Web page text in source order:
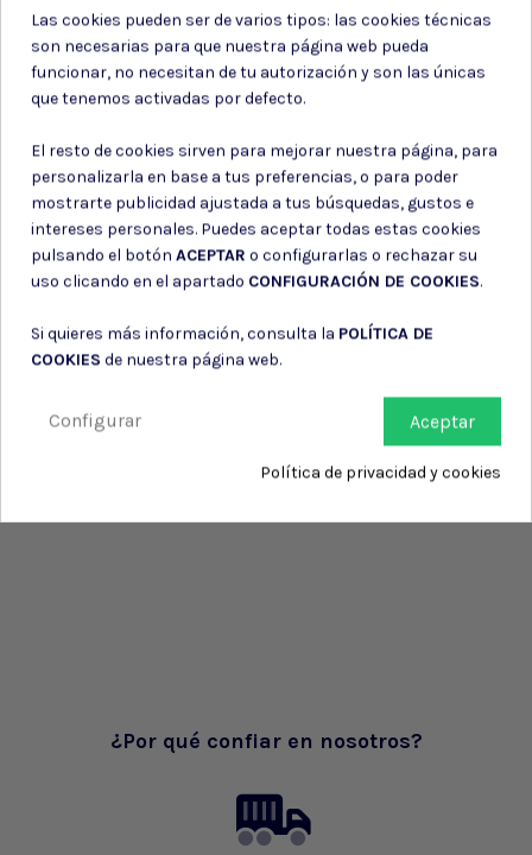
Puede darse de baja en cualquier momento. Para ello, consulte nuestra
información de contacto en el aviso legal.
Consiento el uso de mis datos para los fines indicados en la
Consiento el uso de mis datos personales para recibir publicidad
de su entidad.
¿Por qué confiar en nosotros?
Las cookies pueden ser de varios tipos: las cookies técnicas
son necesarias para que nuestra página web pueda
funcionar, no necesitan de tu autorización y son las únicas
que tenemos activadas por defecto.
El resto de cookies sirven para mejorar nuestra página, para
personalizarla en base a tus preferencias, o para poder
mostrarte publicidad ajustada a tus búsquedas, gustos e
intereses personales. Puedes aceptar todas estas cookies
pulsando el botón ACEPTAR o configurarlas o rechazar su
uso clicando en el apartado CONFIGURACIÓN DE COOKIES.
Si quieres más información, consulta la POLÍTICA DE
COOKIES de nuestra página web.
Aceptar
Configurar
Política de privacidad y cookies